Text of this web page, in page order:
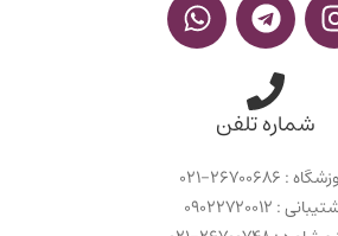
شماره تلفن
: ۲۶۷۰۰۶۸۶-۰۲۱
: ۰۹۰۲۲۷۲۰۰۱۲